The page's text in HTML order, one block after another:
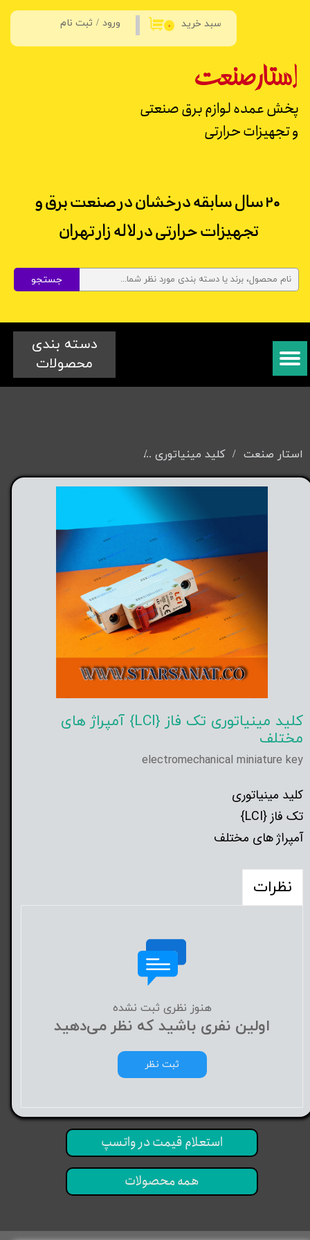
استارصنعت
جستجو
دسته بندی
محصولات
پخش عمده لوازم برق صنعتی
و تجهیزات حرارتی
۲۰ سال سابقه درخشان در صنعت برق و
تجهیزات حرارتی در لاله زار تهران
ورود / ثبت نام
حساب کاربری من
تغییر گذر واژه
سفارشات
خروج از حساب کاربری
۰ سبد خرید
استار صنعت کلید مینیاتوری
کلید مینیاتوری تک فاز {LCI} آمپراژ های
مختلف
electromechanical miniature key
کلید مینیاتوری
تک فاز {LCI}
آمپراژ های مختلف
نظرات
هنوز نظری ثبت نشده
اولین نفری باشید که نظر می‌دهید
ثبت نظر
استعلام قیمت در واتسپ
همه محصولات